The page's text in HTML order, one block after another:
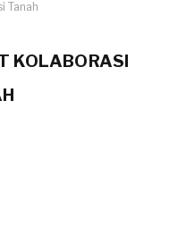
Tanah
KOLABORASI